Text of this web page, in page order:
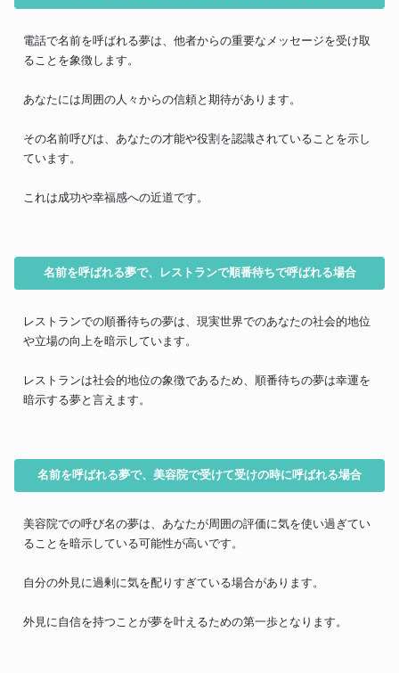
電話で名前を呼ばれる夢は、他者からの重要なメッセージを受け取
ることを象徴します。
あなたには周囲の人々からの信頼と期待があります。
その名前呼びは、あなたの才能や役割を認識されていることを示し
ています。
これは成功や幸福感への近道です。
名前を呼ばれる夢で、レストランで順番待ちで呼ばれる場合
レストランでの順番待ちの夢は、現実世界でのあなたの社会的地位
や立場の向上を暗示しています。
レストランは社会的地位の象徴であるため、順番待ちの夢は幸運を
暗示する夢と言えます。
名前を呼ばれる夢で、美容院で受けて受けの時に呼ばれる場合
美容院での呼び名の夢は、あなたが周囲の評価に気を使い過ぎてい
ることを暗示している可能性が高いです。
自分の外見に過剰に気を配りすぎている場合があります。
外見に自信を持つことが夢を叶えるための第一歩となります。